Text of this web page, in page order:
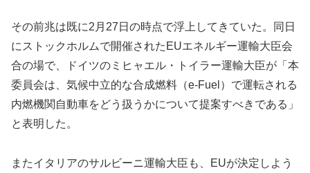
その前兆は既に2月27日の時点で浮上してきていた。同日
にストックホルムで開催されたEUエネルギー運輸大臣会
合の場で、ドイツのミヒャエル・トイラー運輸大臣が「本
委員会は、気候中立的な合成燃料（e-Fuel）で運転される
内燃機関自動車をどう扱うかについて提案すべきである」
と表明した。
またイタリアのサルビーニ運輸大臣も、EUが決定しよう